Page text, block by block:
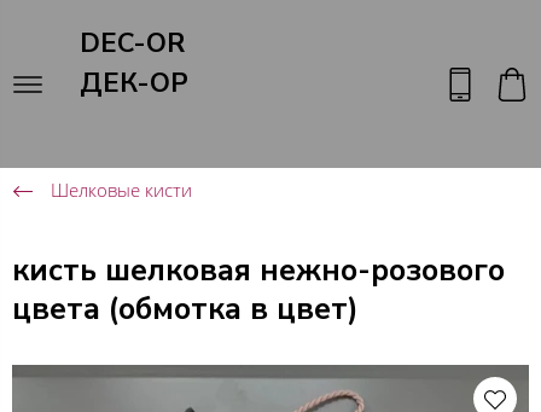
DEC-OR
ДЕК-ОР
Шелковые кисти
кисть шелковая нежно-розового
цвета (обмотка в цвет)